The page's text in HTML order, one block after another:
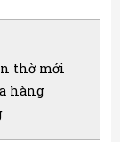
thờ mới
hàng